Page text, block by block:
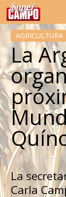
Temas de hoy
AGRICULTURA
La
La
Carla